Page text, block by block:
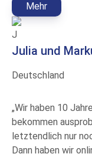
Mehr
J
Julia und
Deutschland
„Wir haben 10
bekommen
letztendlich nur
Dann haben wir